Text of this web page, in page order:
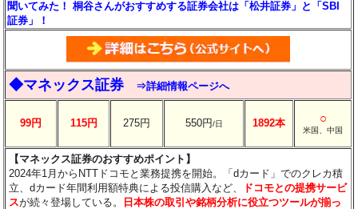
聞いてみた！ 桐谷さんがおすすめする証券会社は「松井証券」と「SBI
証券」！
◆マネックス証券 ⇒詳細情報ページへ
99円 115円 275円 550円/日 1892本 ○
米国、中国
【マネックス証券のおすすめポイント】
2024年1月からNTTドコモと業務提携を開始。「dカード」でのクレカ積
立、dカード年間利用額特典による投信購入など、
ドコモとの提携サービ
スが続々登場している。
日本株の取引や銘柄分析に役立つツールが揃っ